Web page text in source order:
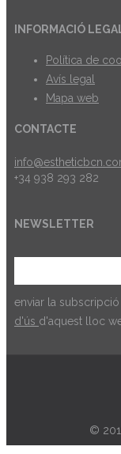
INFORMACIÓ
Política de
Avís legal
Mapa web
CONTACTE
+34 938 293 282
NEWSLETTER
enviar la
d'ús d'aquest lloc
©